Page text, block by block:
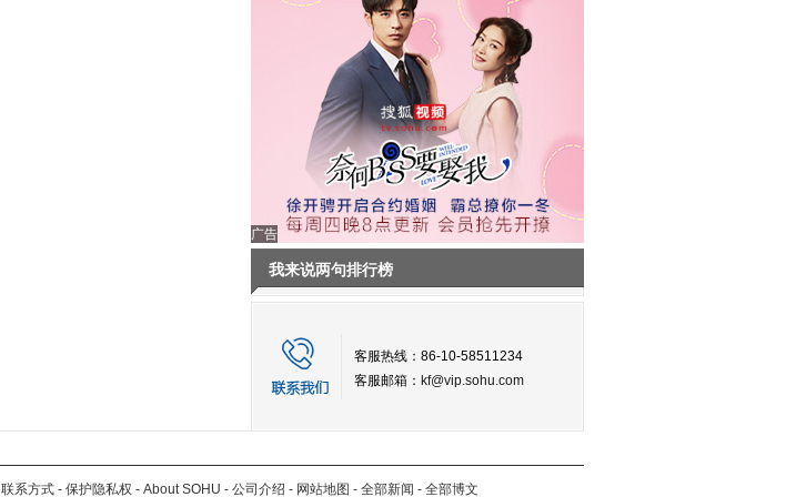
广告
我来说两句排行榜
客服热线：86-10-58511234
客服邮箱： kf@vip.sohu.com
联系方式 - 保护隐私权 - About SOHU - 公司介绍 - 网站地图 - 全部新闻 - 全部博文